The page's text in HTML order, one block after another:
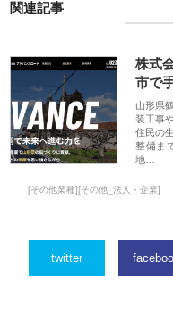
関連記事
株式
市で
山形県
装工事
住民の
整備ま
地…
[その他業種][その他_法人・企業]
twitter